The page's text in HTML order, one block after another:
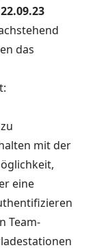
das
mit der
eine
Team-